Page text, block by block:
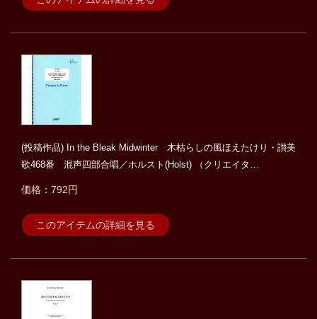
(投稿作品) In the Bleak Midwinter 木枯らしの風ほえたけり・讃美
歌468番 混声四部合唱／ホルスト(Holst) （クリエイタ…
価格：792円
このアイテムの詳細を見る